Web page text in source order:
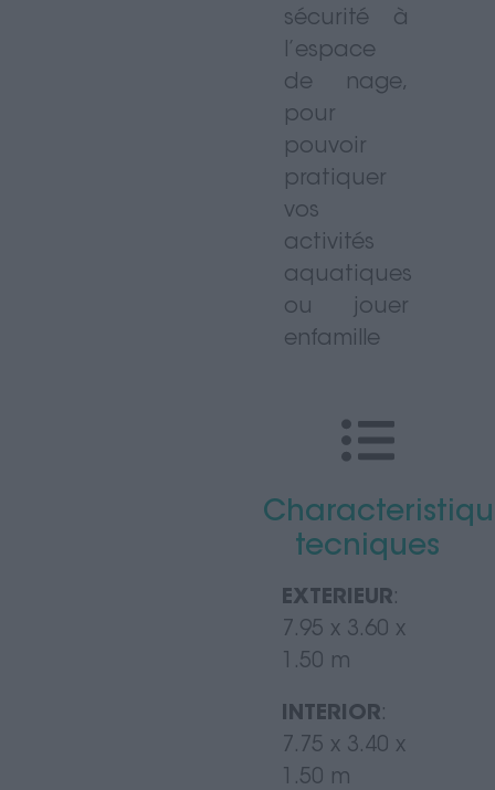
sécurité à
l’espace
de nage,
pour
pouvoir
pratiquer
vos
activités
aquatiques
ou jouer
enfamille
tecniques
EXTERIEUR:
7.95 x 3.60 x
1.50 m
INTERIOR:
7.75 x 3.40 x
1.50 m